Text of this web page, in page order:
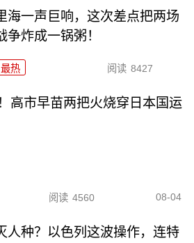
海一声巨响，这次差点把两场
争炸成一锅粥！
最热 阅读 8427
高市早苗两把火烧穿日本国运
阅读 4560 08-04
人种？以色列这波操作，连特